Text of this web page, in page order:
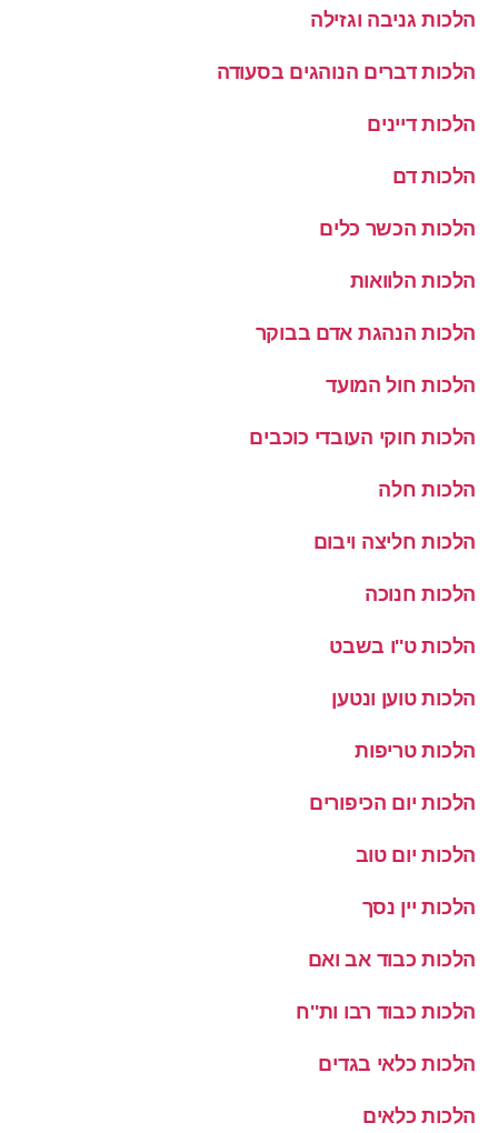
הלכות גניבה וגזילה
הלכות דברים הנוהגים בסעודה
הלכות דיינים
הלכות דם
הלכות הכשר כלים
הלכות הלוואות
הלכות הנהגת אדם בבוקר
הלכות חול המועד
הלכות חוקי העובדי כוכבים
הלכות חלה
הלכות חליצה ויבום
הלכות חנוכה
הלכות ט''ו בשבט
הלכות טוען ונטען
הלכות טריפות
הלכות יום הכיפורים
הלכות יום טוב
הלכות יין נסך
הלכות כבוד אב ואם
הלכות כבוד רבו ות''ח
הלכות כלאי בגדים
הלכות כלאים